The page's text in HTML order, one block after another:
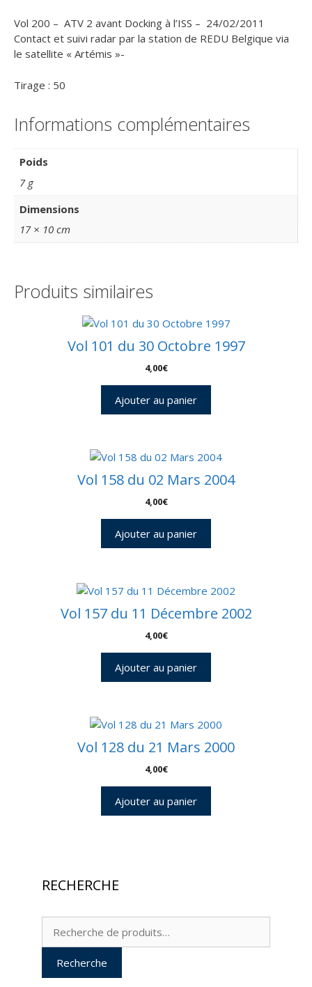
REDU
Belgique
-
Terre
via
Vol 200 – ATV 2 avant Docking à l’ISS – 24/02/2011
Contact et suivi radar par la station de REDU Belgique via
le satellite « Artémis »-
Tirage : 50
Informations complémentaires
Poids
7 g
Dimensions
17 × 10 cm
Produits similaires
Vol 101 du 30 Octobre 1997
4,00€
Ajouter au panier
Vol 158 du 02 Mars 2004
4,00€
Ajouter au panier
Vol 157 du 11 Décembre 2002
4,00€
Ajouter au panier
Vol 128 du 21 Mars 2000
4,00€
Ajouter au panier
RECHERCHE
Recherche
Recherche